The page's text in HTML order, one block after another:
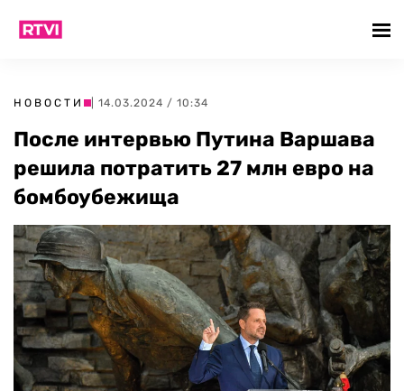
НОВОСТИ | 14.03.2024 / 10:34
После интервью Путина Варшава
решила потратить 27 млн евро на
бомбоубежища